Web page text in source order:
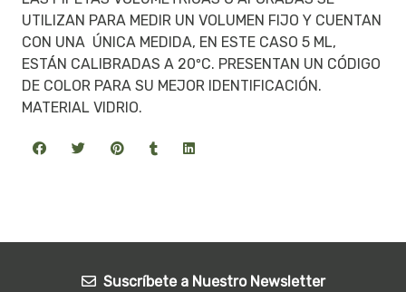
UTILIZAN PARA MEDIR UN VOLUMEN FIJO Y CUENTAN
CON UNA ÚNICA MEDIDA, EN ESTE CASO 5 ML,
ESTÁN CALIBRADAS A 20ºC. PRESENTAN UN CÓDIGO
DE COLOR PARA SU MEJOR IDENTIFICACIÓN.
MATERIAL VIDRIO.
Suscríbete a Nuestro Newsletter